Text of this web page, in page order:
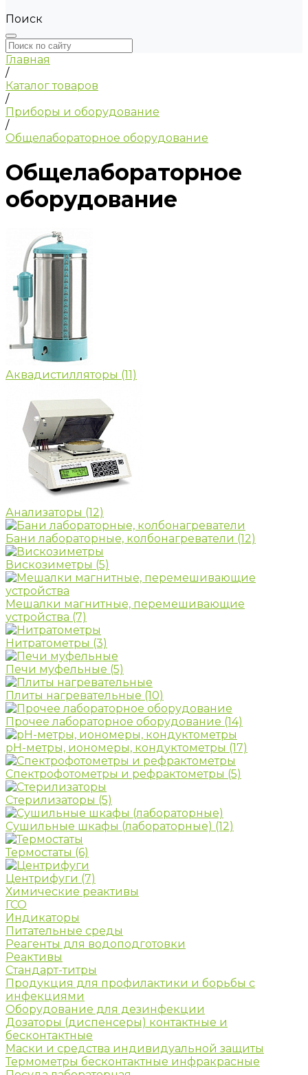
Поиск
Главная
/
Каталог товаров
/
Приборы и оборудование
/
Общелабораторное оборудование
Общелабораторное
оборудование
Аквадистилляторы (11)
Анализаторы (12)
Бани лабораторные, колбонагреватели (12)
Вискозиметры (5)
Мешалки магнитные, перемешивающие
устройства (7)
Нитратометры (3)
Печи муфельные (5)
Плиты нагревательные (10)
Прочее лабораторное оборудование (14)
рН-метры, иономеры, кондуктометры (17)
Спектрофотометры и рефрактометры (5)
Стерилизаторы (5)
Сушильные шкафы (лабораторные) (12)
Термостаты (6)
Центрифуги (7)
Химические реактивы
ГСО
Индикаторы
Питательные среды
Реагенты для водоподготовки
Реактивы
Стандарт-титры
Продукция для профилактики и борьбы с
инфекциями
Оборудование для дезинфекции
Дозаторы (диспенсеры) контактные и
бесконтактные
Маски и средства индивидуальной защиты
Термометры бесконтактные инфракрасные